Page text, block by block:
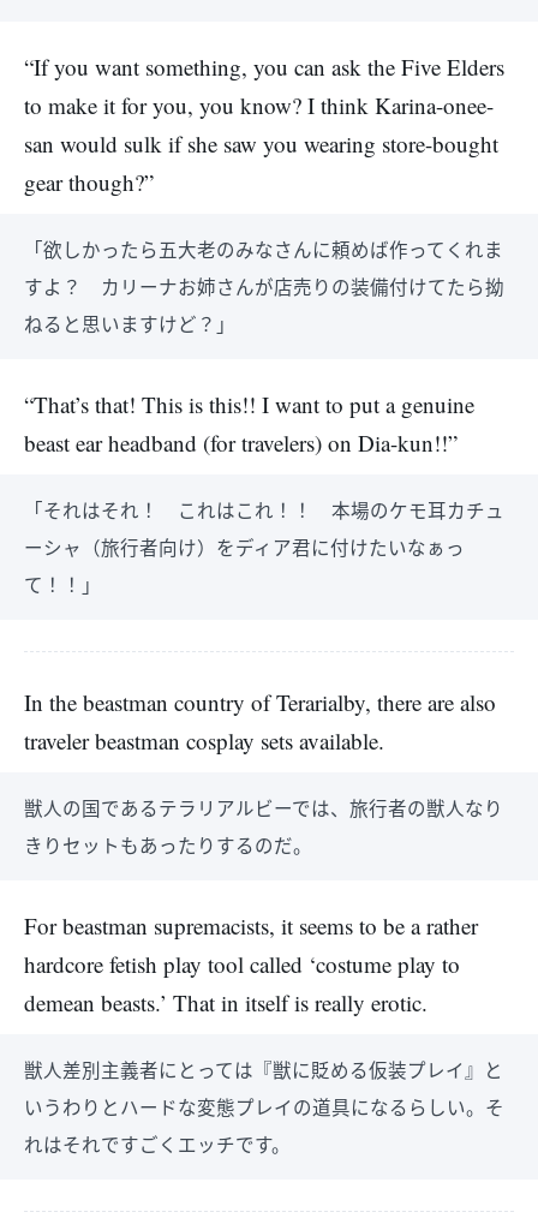
“If you want something, you can ask the Five Elders
to make it for you, you know? I think Karina-onee-
san would sulk if she saw you wearing store-bought
gear though?”
「欲しかったら五大老のみなさんに頼めば作ってくれま
すよ？ カリーナお姉さんが店売りの装備付けてたら拗
ねると思いますけど？」
“That’s that! This is this!! I want to put a genuine
beast ear headband (for travelers) on Dia-kun!!”
「それはそれ！ これはこれ！！ 本場のケモ耳カチュ
ーシャ（旅行者向け）をディア君に付けたいなぁっ
て！！」
In the beastman country of Terarialby, there are also
traveler beastman cosplay sets available.
獣人の国であるテラリアルビーでは、旅行者の獣人なり
きりセットもあったりするのだ。
For beastman supremacists, it seems to be a rather
hardcore fetish play tool called ‘costume play to
demean beasts.’ That in itself is really erotic.
獣人差別主義者にとっては『獣に貶める仮装プレイ』と
いうわりとハードな変態プレイの道具になるらしい。そ
れはそれですごくエッチです。